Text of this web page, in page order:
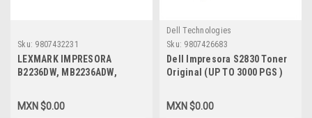
Sku: 9807432231
LEXMARK IMPRESORA
B2236DW, MB2236ADW,
ORIGINAL TONER 6K (
6000PGS) NEGRO EXTRA
MXN $0.00
Dell Technologies
Sku: 9807426683
Dell Impresora S2830 Toner
Original (UP TO 3000 PGS )
REturned / Toner Negro De
Standard Capacidad Used Y
MXN $0.00